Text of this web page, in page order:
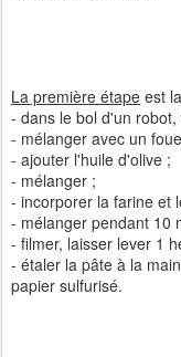
La première étape est
- dans le bol d'un
- mélanger avec un
- ajouter l'huile d'olive ;
- mélanger ;
- incorporer la farine et
- mélanger pendant 10
- filmer, laisser lever 1
- étaler la pâte à la
papier sulfurisé.